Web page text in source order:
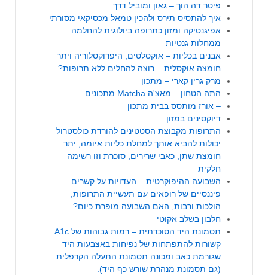
פיטר דה הוך – גאון ומוביל דרך
איך להתסיס תירס ולהכין טמאל מכסיקאי מסורתי
אפיגנטיקה ומזון כתרופה ביולוגית להחלמה
ממחלות גנטיות
אבנים בכליות – אוקסלטים, היפרוקסלוריה ויתר
חומצה אוקסלית – רוצה להחלים ללא תרופות?
מרק גרין קארי – מתכון
התה הטחון – מאצ'ה Matcha מתכונים
– אורז מותסס בבית מתכון
דיוקסינים במזון
התרופות מקבוצת הסטטינים להורדת כולסטרול
יכולות להביא אותך למחלת כליות איומה, יתר
חומצת שתן, כאבי שרירים, סוכרת וזו רשימה
חלקית
השבועה ההיפוקרטית – העדויות על קשרים
פיננסיים של רופאים עם תעשיית התרופות,
הולכות ורבות, האם השבועה מופרת כיום?
חלבון בשלב אקוטי
תסמונת היד הסוכרתית – רמות גבוהות של A1c
קשורות להתפתחות של נפיחות באצבעות היד
שגורמת כאב ומכונה תסמונת התעלה הקרפלית
(גם תסמונת מנהרת שורש כף היד).